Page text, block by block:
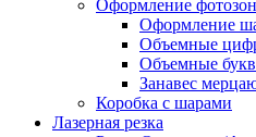
Оформление
Оформление
Объемные
Объемные
Занавес
Коробка с шарами
Лазерная резка